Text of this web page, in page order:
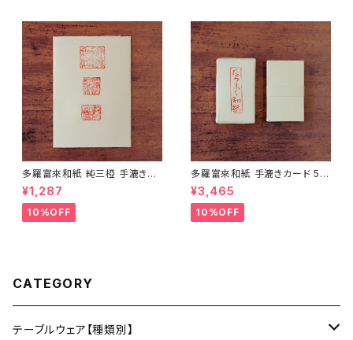
多羅富來和紙 純三椏 手漉き便
箋 10枚入り【伊予和紙】【愛媛県
四国中央市】【伝統工芸品】【民
藝品】【ギフト プレゼント】【父の
日 お誕生日】
¥1,287
10%OFF
多羅富來和紙 手漉きカード 50
枚入り【伊予和紙】【愛媛県四国
中央市】【伝統工芸品】【民藝品】
【ギフト プレゼント】【父の日 お
誕生日】
¥3,465
10%OFF
CATEGORY
テーブルウェア【種類別】